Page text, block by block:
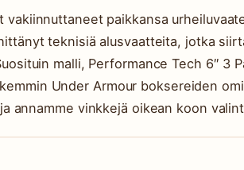
paikkansa
teknisiä alusvaatteita, jotka
malli, Performance Tech 6″ 3
Under Armour boksereiden
annamme vinkkejä oikean koon